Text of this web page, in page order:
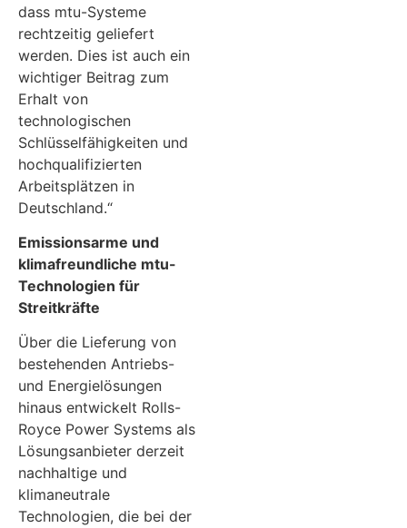
dass mtu-Systeme
rechtzeitig geliefert
werden. Dies ist auch ein
wichtiger Beitrag zum
Erhalt von
technologischen
Schlüsselfähigkeiten und
hochqualifizierten
Arbeitsplätzen in
Deutschland.“
Emissionsarme und
klimafreundliche mtu-
Technologien für
Streitkräfte
Über die Lieferung von
bestehenden Antriebs-
und Energielösungen
hinaus entwickelt Rolls-
Royce Power Systems als
Lösungsanbieter derzeit
nachhaltige und
klimaneutrale
Technologien, die bei der